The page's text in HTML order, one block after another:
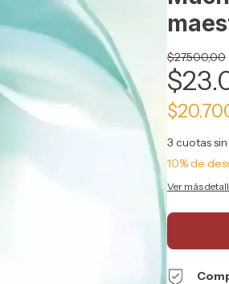
$27.500,00
3 cuotas
10% de
Ver más